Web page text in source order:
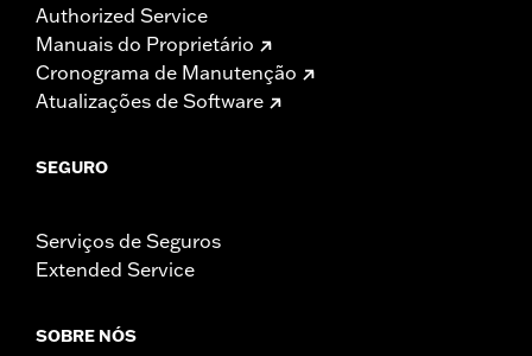
Authorized Service
Manuais do Proprietário
Cronograma de Manutenção
Atualizações de Software
SEGURO
Serviços de Seguros
Extended Service
SOBRE NÓS